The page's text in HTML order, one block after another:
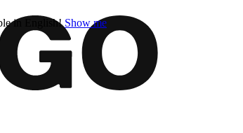
in English! Show me